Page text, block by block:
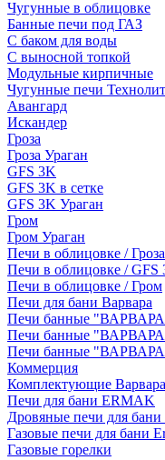
Чугунные в облицовке
Банные печи под ГАЗ
С баком для воды
С выносной топкой
Модульные кирпичные
Чугунные печи
Авангард
Искандер
Гроза
Гроза Ураган
GFS 3K
GFS 3K в сетке
GFS 3K Ураган
Гром
Гром Ураган
Печи в облицовке / Гроза
Печи в облицовке / GFS
Печи в облицовке / Гром
Печи для бани Варвара
Печи банные
Печи банные
Печи банные
Коммерция
Комплектующие Варвара
Печи для бани ERMAK
Дровяные печи для бани
Газовые печи для бани
Газовые горелки